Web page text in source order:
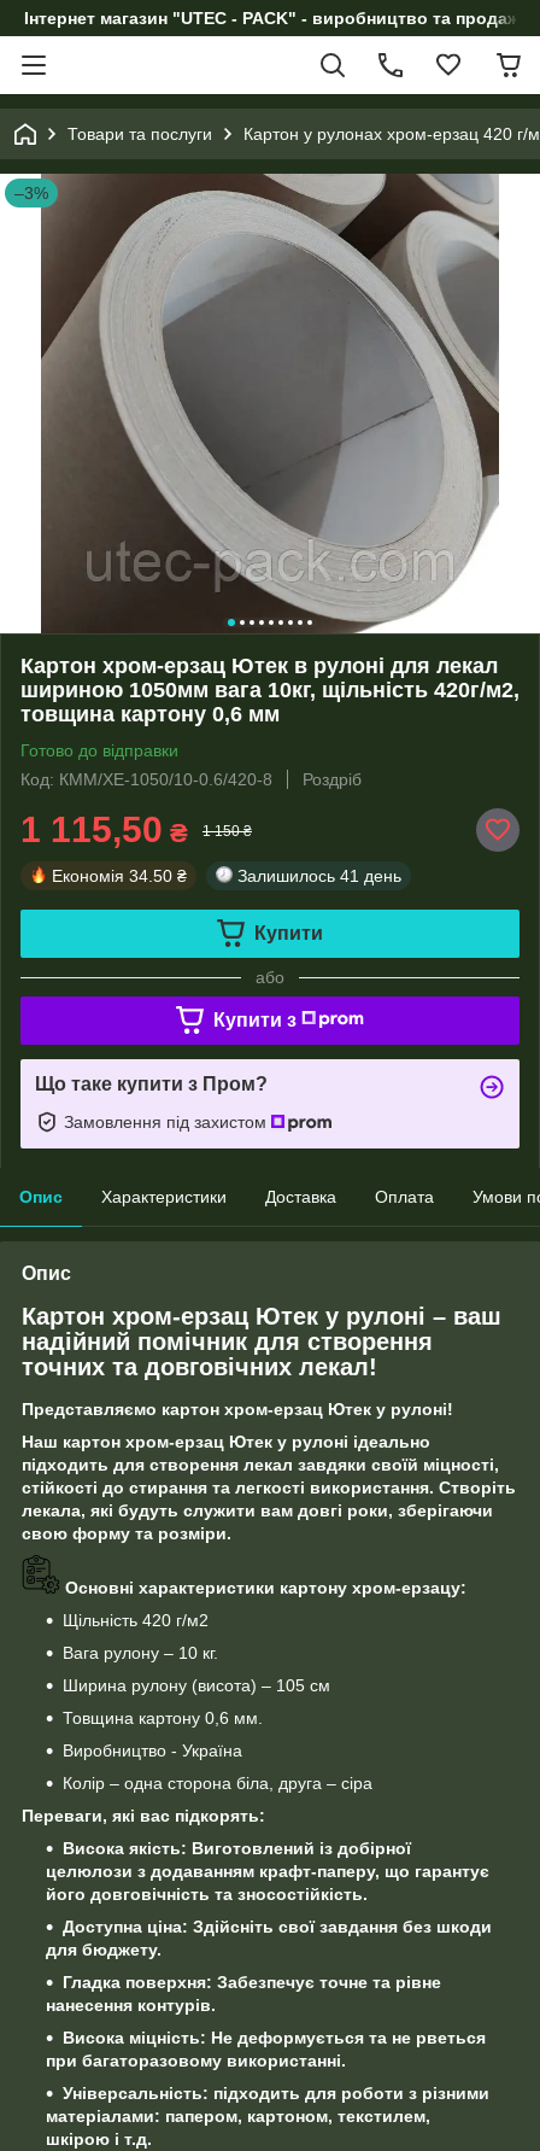
Інтернет магазин "UTEC - PACK" - виробництво та продаж
Товари та послуги Картон у рулонах хром-ерзац 420 г/
–3%
Картон хром-ерзац Ютек в рулоні для лекал
шириною 1050мм вага 10кг, щільність 420г/м2,
товщина картону 0,6 мм
Готово до відправки
Код: КММ/ХЕ-1050/10-0.6/420-8
Роздріб
1 115,50 ₴ 1 150 ₴
Економія 34.50 ₴ Залишилось 41 день
Купити
або
Купити з
Що таке купити з Пром?
Замовлення під захистом
Опис Характеристики Доставка Оплата Умови
Опис
Картон хром-ерзац Ютек у рулоні – ваш
надійний помічник для створення
точних та довговічних лекал!
Представляємо картон хром-ерзац Ютек у рулоні!
Наш картон хром-ерзац Ютек у рулоні ідеально
підходить для створення лекал завдяки своїй міцності,
стійкості до стирання та легкості використання. Створіть
лекала, які будуть служити вам довгі роки, зберігаючи
свою форму та розміри.
Основні характеристики картону хром-ерзацу:
Щільність 420 г/м2
Вага рулону – 10 кг.
Ширина рулону (висота) – 105 см
Товщина картону 0,6 мм.
Виробництво - Україна
Колір – одна сторона біла, друга – сіра
Переваги, які вас підкорять:
Висока якість: Виготовлений із добірної
целюлози з додаванням крафт-паперу, що гарантує
його довговічність та зносостійкість.
Доступна ціна: Здійсніть свої завдання без шкоди
для бюджету.
Гладка поверхня: Забезпечує точне та рівне
нанесення контурів.
Висока міцність: Не деформується та не рветься
при багаторазовому використанні.
Універсальність: підходить для роботи з різними
матеріалами: папером, картоном, текстилем,
шкірою і т.д.